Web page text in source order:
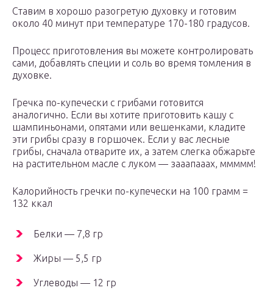
Ставим в хорошо разогретую духовку и готовим
около 40 минут при температуре 170-180 градусов.
Процесс приготовления вы можете контролировать
сами, добавлять специи и соль во время томления в
духовке.
Гречка по-купечески с грибами готовится
аналогично. Если вы хотите приготовить кашу с
шампиньонами, опятами или вешенками, кладите
эти грибы сразу в горшочек. Если у вас лесные
грибы, сначала отварите их, а затем слегка обжарьте
на растительном масле с луком — зааапааах, ммммм!
Калорийность гречки по-купечески на 100 грамм =
132 ккал
Белки — 7,8 гр
Жиры — 5,5 гр
Углеводы — 12 гр